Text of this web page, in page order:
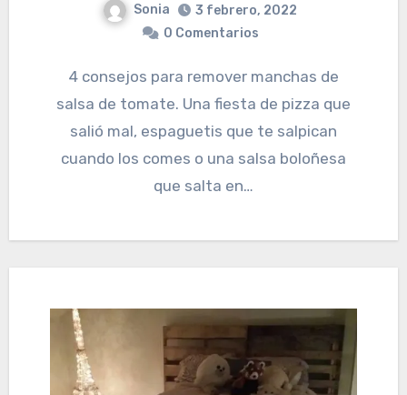
Sonia
3 febrero, 2022
0 Comentarios
4 consejos para remover manchas de
salsa de tomate. Una fiesta de pizza que
salió mal, espaguetis que te salpican
cuando los comes o una salsa boloñesa
que salta en…